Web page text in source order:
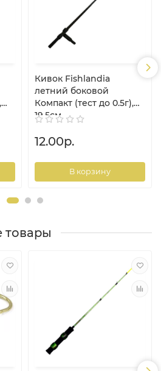
Кивок Fishlandia
летний боковой
Компакт (тест до 0.5г),
19.5см
12.00р.
В корзину
товары